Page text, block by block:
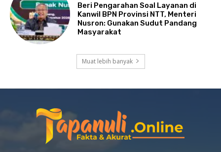
Beri Pengarahan Soal Layanan di
Kanwil BPN Provinsi NTT, Menteri
Nusron: Gunakan Sudut Pandang
Masyarakat
Muat lebih banyak